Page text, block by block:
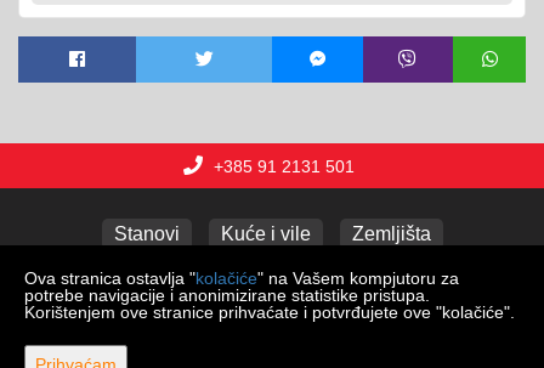
+385 91 2131 501
Stanovi Kuće i vile Zemljišta
Poslovni prostori Apartmani Garaže
Ova stranica ostavlja "kolačiće" na Vašem kompjutoru za
potrebe navigacije i anonimizirane statistike pristupa.
Korištenjem ove stranice prihvaćate i potvrđujete ove "kolačiće".